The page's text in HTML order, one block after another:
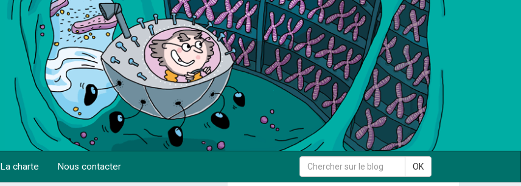
La charte Nous contacter Rechercher OK